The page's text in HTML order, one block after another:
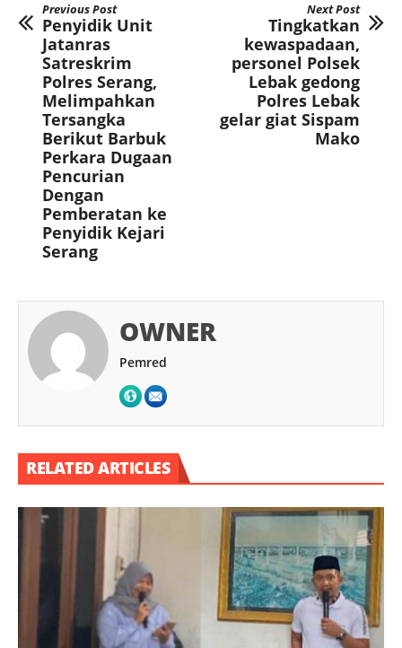
Previous Post
Penyidik Unit
Jatanras
Satreskrim
Polres Serang,
Melimpahkan
Tersangka
Berikut Barbuk
Perkara Dugaan
Pencurian
Dengan
Pemberatan ke
Penyidik Kejari
Serang
Next Post
Tingkatkan
kewaspadaan,
personel Polsek
Lebak gedong
Polres Lebak
gelar giat Sispam
Mako
OWNER
Pemred
RELATED ARTICLES